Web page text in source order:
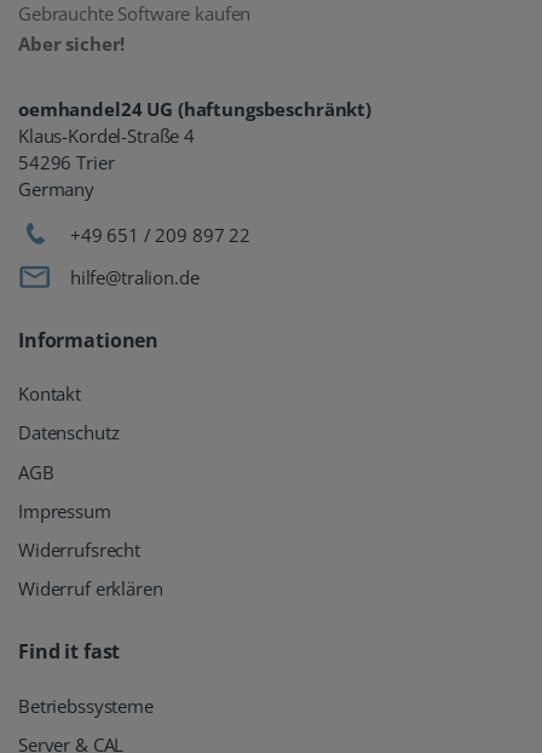
Gebrauchte Software kaufen
Aber sicher!
oemhandel24 UG (haftungsbeschränkt)
Klaus-Kordel-Straße 4
54296 Trier
Germany
+49 651 / 209 897 22
hilfe@tralion.de
Informationen
Kontakt
Datenschutz
AGB
Impressum
Widerrufsrecht
Widerruf erklären
Find it fast
Betriebssysteme
Server & CAL